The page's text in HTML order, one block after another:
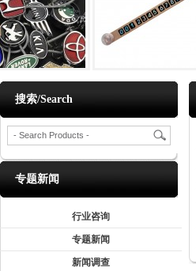
搜索/Search
专题新闻
行业咨询
专题新闻
新闻调查